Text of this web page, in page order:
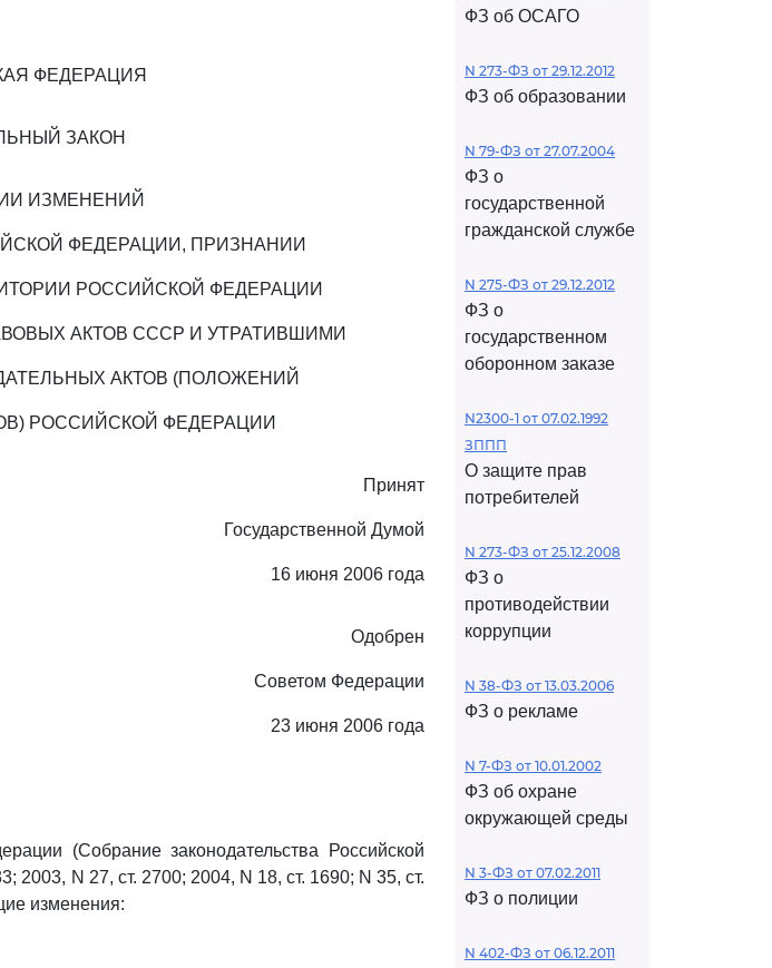
ФЕДЕРАЦИЯ
ЗАКОН
ИЗМЕНЕНИЙ
ФЕДЕРАЦИИ, ПРИЗНАНИИ
РОССИЙСКОЙ ФЕДЕРАЦИИ
АКТОВ СССР И УТРАТИВШИМИ
АКТОВ (ПОЛОЖЕНИЙ
РОССИЙСКОЙ ФЕДЕРАЦИИ
Принят
Государственной Думой
16 июня 2006 года
Одобрен
Советом Федерации
23 июня 2006 года
(Собрание законодательства Российской
2003, N 27, ст. 2700; 2004, N 18, ст. 1690; N 35, ст.
изменения:
ФЗ об ОСАГО
N 273-ФЗ от 29.12.2012
ФЗ об образовании
N 79-ФЗ от 27.07.2004
ФЗ о
государственной
гражданской службе
N 275-ФЗ от 29.12.2012
ФЗ о
государственном
оборонном заказе
N2300-1 от 07.02.1992
ЗППП
О защите прав
потребителей
N 273-ФЗ от 25.12.2008
ФЗ о
противодействии
коррупции
N 38-ФЗ от 13.03.2006
ФЗ о рекламе
N 7-ФЗ от 10.01.2002
ФЗ об охране
окружающей среды
N 3-ФЗ от 07.02.2011
ФЗ о полиции
N 402-ФЗ от 06.12.2011